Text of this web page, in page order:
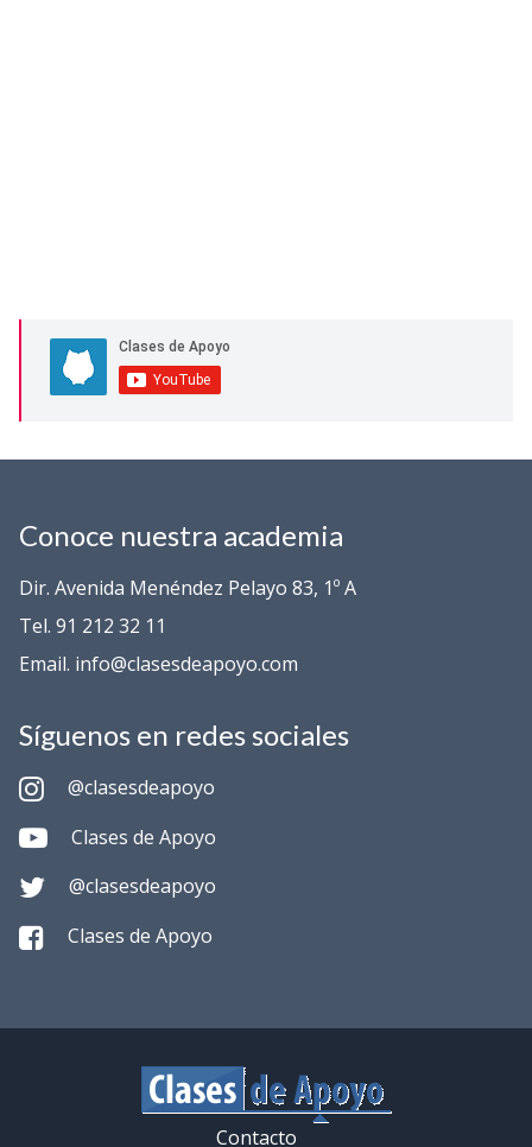
Conoce nuestra academia
Dir. Avenida Menéndez Pelayo 83, 1º A
Tel. 91 212 32 11
Email. info@clasesdeapoyo.com
Síguenos en redes sociales
@clasesdeapoyo
Clases de Apoyo
@clasesdeapoyo
Clases de Apoyo
Contacto